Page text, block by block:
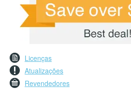
Licenças
Atualizações
Revendedores